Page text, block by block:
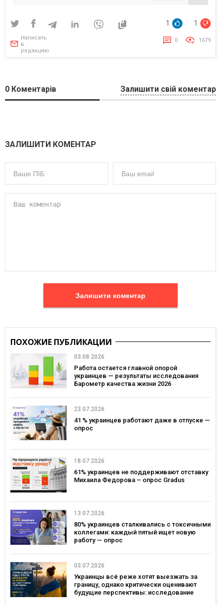
1 1
Написать
в
редакцию
0 1679
0 Коментарів Залишити свій коментар
ЗАЛИШИТИ КОМЕНТАР
Залишити коментар
ПОХОЖИЕ ПУБЛИКАЦИИ
03.08.2026
Работа остается главной опорой
украинцев — результаты исследования
Барометр качества жизни 2026
23.07.2026
41 % украинцев работают даже в отпуске —
опрос
18.07.2026
61% украинцев не поддерживают отставку
Михаила Федорова – опрос Gradus
13.07.2026
80% украинцев сталкивались с токсичными
коллегами: каждый пятый ищет новую
работу — опрос
03.07.2026
Украинцы всё реже хотят выезжать за
границу, однако критически оценивают
будущие перспективы: исследование